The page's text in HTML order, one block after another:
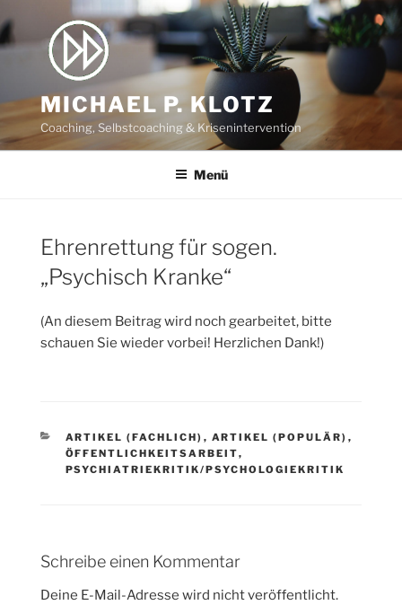
Inhalt
springen
MICHAEL P. KLOTZ
Coaching, Selbstcoaching & Krisenintervention
Menü
Ehrenrettung für sogen.
„Psychisch Kranke“
(An diesem Beitrag wird noch gearbeitet, bitte
schauen Sie wieder vorbei! Herzlichen Dank!)
KATEGORIEN
ARTIKEL (FACHLICH) , ARTIKEL (POPULÄR) ,
ÖFFENTLICHKEITSARBEIT,
PSYCHIATRIEKRITIK/PSYCHOLOGIEKRITIK
Schreibe einen Kommentar
Deine E-Mail-Adresse wird nicht veröffentlicht.